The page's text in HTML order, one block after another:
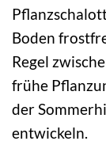
Boden
Regel
frühe
der
entwickeln.